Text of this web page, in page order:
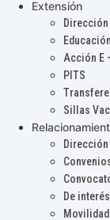
Extensión
Acción E
PITS
Sillas
De interés